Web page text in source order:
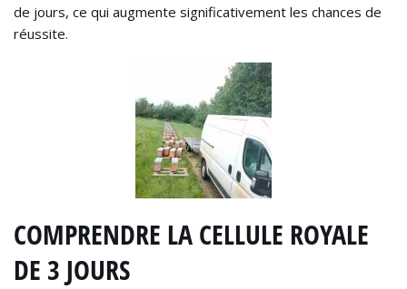
de jours, ce qui augmente significativement les chances de
réussite.
COMPRENDRE LA CELLULE ROYALE
DE 3 JOURS